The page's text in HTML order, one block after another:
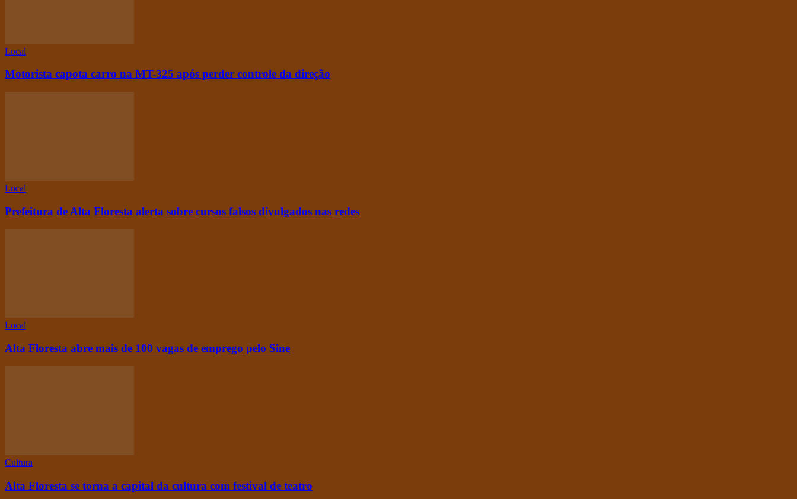
Local
Motorista capota carro na MT-325 após perder controle da direção
Local
Prefeitura de Alta Floresta alerta sobre cursos falsos divulgados nas redes
Local
Alta Floresta abre mais de 100 vagas de emprego pelo Sine
Cultura
Alta Floresta se torna a capital da cultura com festival de teatro